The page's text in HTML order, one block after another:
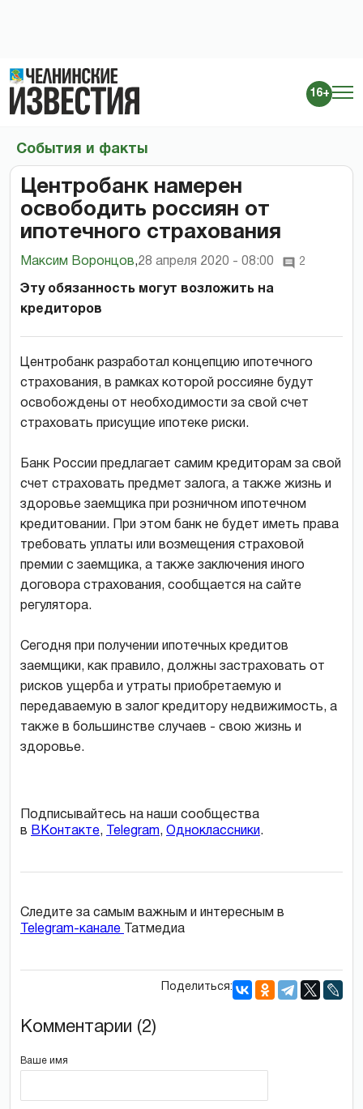
16+
События и факты
Центробанк намерен
освободить россиян от
ипотечного страхования
Максим Воронцов,28 апреля 2020 - 08:00 2
Эту обязанность могут возложить на
кредиторов
Центробанк разработал концепцию ипотечного
страхования, в рамках которой россияне будут
освобождены от необходимости за свой счет
страховать присущие ипотеке риски.
Банк России предлагает самим кредиторам за свой
счет страховать предмет залога, а также жизнь и
здоровье заемщика при розничном ипотечном
кредитовании. При этом банк не будет иметь права
требовать уплаты или возмещения страховой
премии с заемщика, а также заключения иного
договора страхования, сообщается на сайте
регулятора.
Сегодня при получении ипотечных кредитов
заемщики, как правило, должны застраховать от
рисков ущерба и утраты приобретаемую и
передаваемую в залог кредитору недвижимость, а
также в большинстве случаев - свою жизнь и
здоровье.
Подписывайтесь на наши сообщества
в ВКонтакте, Telegram, Одноклассники.
Следите за самым важным и интересным в
Telegram-канале
Татмедиа
Поделиться:
Комментарии (2)
Ваше имя